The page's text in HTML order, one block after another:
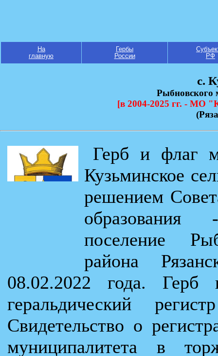
На
главную
Гербы
России
РФ
с.
Рыбновского
[в 2004-2025 гг. - МО
Герб и флаг
Кузьминское
решением
образования
поселение
района
08.02.2022 года. Герб
геральдический
Свидетельство о
муниципалитета в